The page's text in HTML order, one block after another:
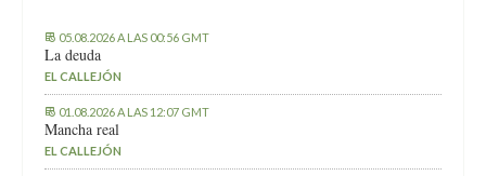
05.08.2026 A LAS 00:56 GMT
La deuda
EL CALLEJÓN
01.08.2026 A LAS 12:07 GMT
Mancha real
EL CALLEJÓN